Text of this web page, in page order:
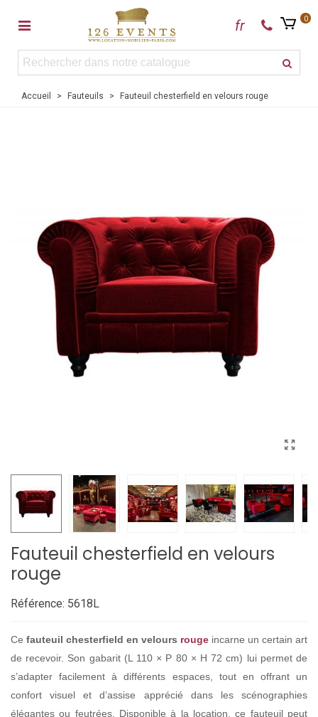
fr 0
Accueil > Fauteuils > Fauteuil chesterfield en velours rouge
Fauteuil chesterfield en velours
rouge
Référence: 5618L
Ce fauteuil chesterfield en velours rouge incarne un certain art
de recevoir. Son gabarit (L 110 × P 80 × H 72 cm) lui permet de
s’adapter facilement à différents espaces, tout en offrant un
confort visuel et d’assise apprécié dans les scénographies
élégantes ou feutrées. Disponible à la location, ce fauteuil peut